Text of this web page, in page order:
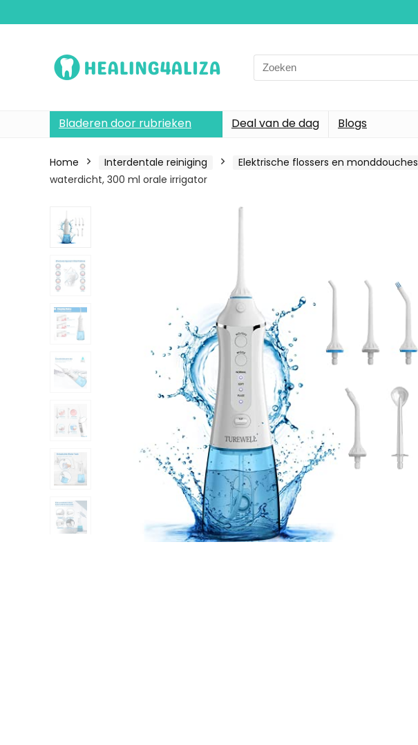
Search
for:
Bladeren door rubrieken Deal van de dag Blogs
Home Interdentale reiniging Elektrische flossers en monddouches
waterdicht, 300 ml orale irrigator